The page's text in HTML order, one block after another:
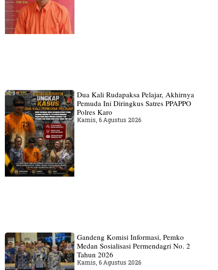
Dua Kali Rudapaksa Pelajar, Akhirnya
Pemuda Ini Diringkus Satres PPAPPO
Polres Karo
Kamis, 6 Agustus 2026
Gandeng Komisi Informasi, Pemko
Medan Sosialisasi Permendagri No. 2
Tahun 2026
Kamis, 6 Agustus 2026